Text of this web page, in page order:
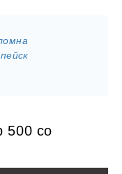
500 со